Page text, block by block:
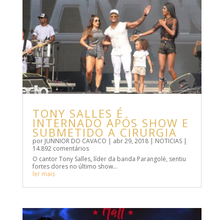
TONY SALLES É
INTERNADO APÓS SHOW E
SUBMETIDO A CIRURGIA
por JUNNIOR DO CAVACO | abr 29, 2018| NOTICIAS|
14.892 comentários
O cantor Tony Salles, líder da banda Parangolé, sentiu
fortes dores no último show…
ler mais